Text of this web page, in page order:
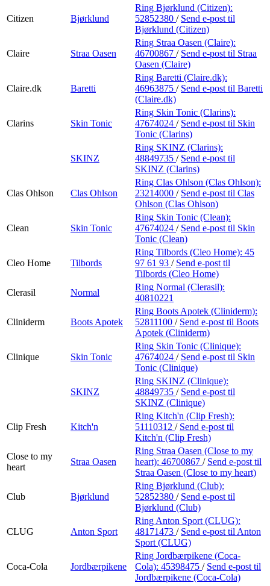
Citizen Bjørklund
Ring Bjørklund (Citizen):
52852380 / Send e-post til
Bjørklund (Citizen)
Claire Straa Oasen
Ring Straa Oasen (Claire):
46700867 / Send e-post til Straa
Oasen (Claire)
Claire.dk Baretti
Ring Baretti (Claire.dk):
46963875 / Send e-post til Baretti
(Claire.dk)
Clarins Skin Tonic
Ring Skin Tonic (Clarins):
47674024 / Send e-post til Skin
Tonic (Clarins)
SKINZ
Ring SKINZ (Clarins):
48849735 / Send e-post til
SKINZ (Clarins)
Clas Ohlson Clas Ohlson
Ring Clas Ohlson (Clas Ohlson):
23214000 / Send e-post til Clas
Ohlson (Clas Ohlson)
Clean Skin Tonic
Ring Skin Tonic (Clean):
47674024 / Send e-post til Skin
Tonic (Clean)
Cleo Home Tilbords
Ring Tilbords (Cleo Home): 45
97 61 93 / Send e-post til
Tilbords (Cleo Home)
Clerasil
Normal
Ring Normal (Clerasil):
40810221
Cliniderm Boots Apotek
Ring Boots Apotek (Cliniderm):
52811100 / Send e-post til Boots
Apotek (Cliniderm)
Clinique Skin Tonic
Ring Skin Tonic (Clinique):
47674024 / Send e-post til Skin
Tonic (Clinique)
SKINZ
Ring SKINZ (Clinique):
48849735 / Send e-post til
SKINZ (Clinique)
Clip Fresh Kitch'n
Ring Kitch'n (Clip Fresh):
51110312 / Send e-post til
Kitch'n (Clip Fresh)
Close to my
heart
Straa Oasen
Ring Straa Oasen (Close to my
heart): 46700867 / Send e-post til
Straa Oasen (Close to my heart)
Club Bjørklund
Ring Bjørklund (Club):
52852380 / Send e-post til
Bjørklund (Club)
CLUG Anton Sport
Ring Anton Sport (CLUG):
48171473 / Send e-post til Anton
Sport (CLUG)
Coca-Cola Jordbærpikene
Ring Jordbærpikene (Coca-
Cola): 45398475 / Send e-post til
Jordbærpikene (Coca-Cola)